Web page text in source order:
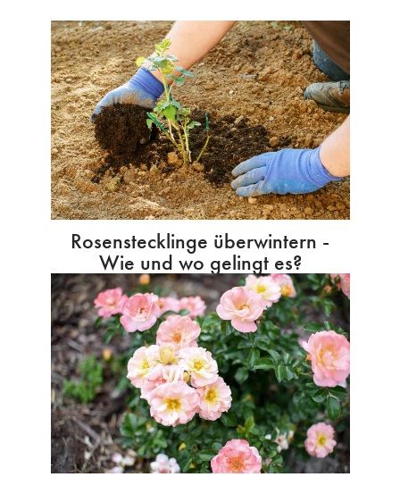
Rosenstecklinge überwintern -
Wie und wo gelingt es?